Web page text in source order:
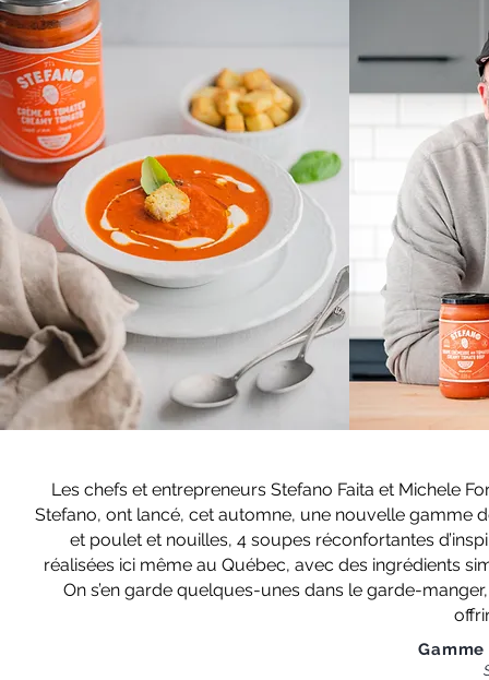
Les chefs et entrepreneurs Stefano Faita et Michele
Stefano, ont lancé, cet automne, une nouvelle gamme
et poulet et nouilles, 4 soupes réconfortantes
réalisées ici même au Québec, avec des ingrédients
On s’en garde quelques-unes dans le garde-